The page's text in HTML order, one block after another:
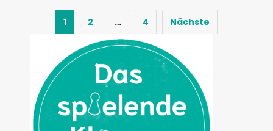
1 2 … 4 Nächste